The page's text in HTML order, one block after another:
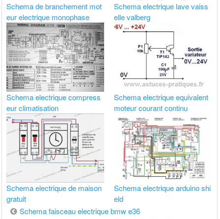
Schema de branchement mot
eur electrique monophase
Schema electrique lave vaiss
elle valberg
Schema electrique compress
eur climatisation
Schema electrique equivalent
moteur courant continu
Schema electrique de maison
gratuit
Schema electrique arduino shi
eld
Navigation
Schema faisceau electrique bmw e36